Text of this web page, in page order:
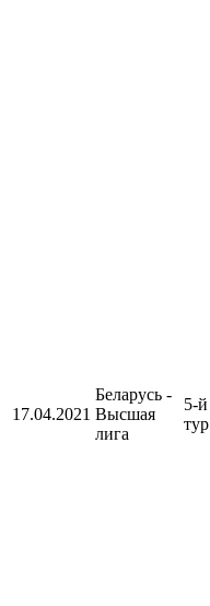
17.04.2021
Беларусь -
Высшая
лига
5-й
тур